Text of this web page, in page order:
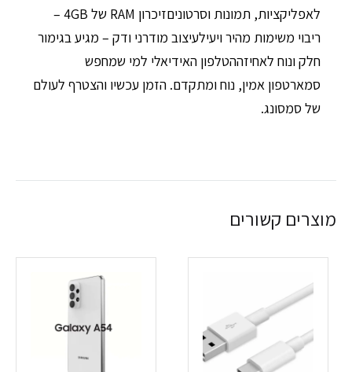
לאפליקציות, תמונות וסרטוניםזיכרון RAM של 4GB –
ריבוי משימות מהיר ויעילעיצוב מודרני ודק – מגיע בגימור
חלק ונוח לאחיזההטלפון האידיאלי למי שמחפש
סמארטפון אמין, נוח ומתקדם. הזמן עכשיו והצטרף לעולם
של סמסונג.
מוצרים קשורים